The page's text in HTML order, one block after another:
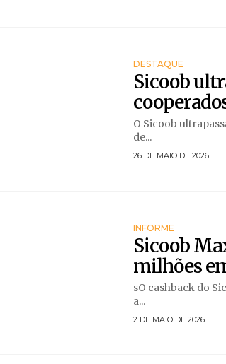
DESTAQUE
Sicoob
O Sicoob
de...
26 DE MAIO DE 2026
INFORME
Sicoob
milhões
sO cashback do
a...
2 DE MAIO DE 2026